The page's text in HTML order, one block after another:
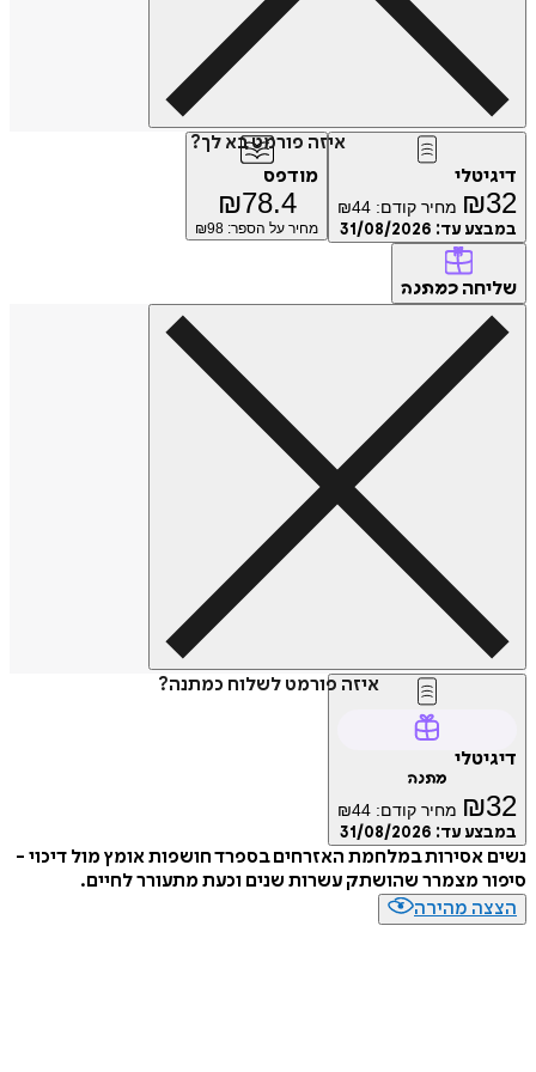
איזה פורמט בא לך?
₪ מחיר קודם: ₪44
עד:31/08/2026
מודפס
₪78.4
מחיר על הספר: ₪98
כמתנה
איזה פורמט לשלוח כמתנה?
₪ מחיר קודם: ₪44
עד:31/08/2026
אסירות במלחמת האזרחים בספרד חושפות אומץ מול דיכוי -
מצמרר שהושתק עשרות שנים וכעת מתעורר לחיים.
מהירה